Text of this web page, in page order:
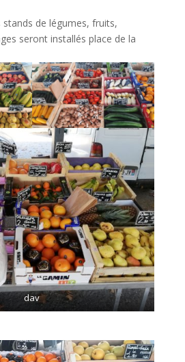
de légumes, fruits,
seront installés place de la
dav